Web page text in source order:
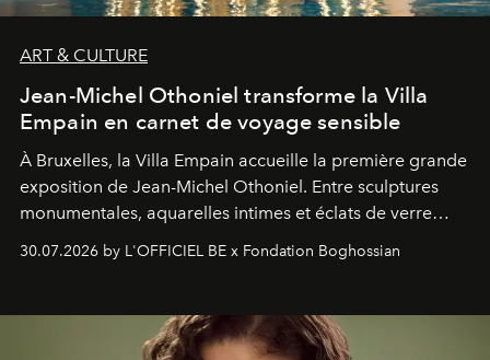
ART & CULTURE
Jean-Michel Othoniel transforme la Villa
Empain en carnet de voyage sensible
À Bruxelles, la Villa Empain accueille la première grande
exposition de Jean-Michel Othoniel. Entre sculptures
monumentales, aquarelles intimes et éclats de verre
soufflé, l’artiste français compose un itinéraire
émotionnel où chaque œuvre devient le souvenir
émerveillement.
30.07.2026 by L'OFFICIEL BE x Fondation Boghossian